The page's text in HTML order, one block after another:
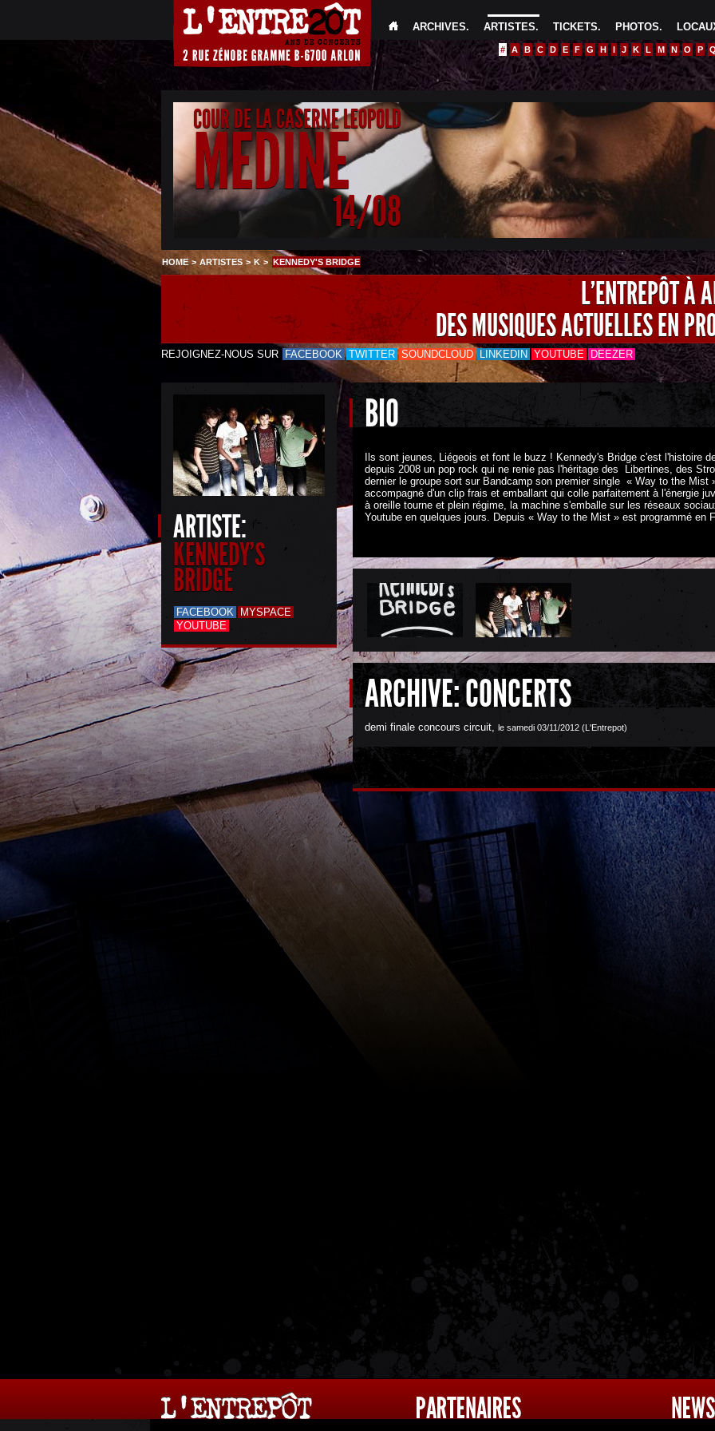
PHOTOS.
TICKETS.
ARTISTES.
ARCHIVES.
# A B C D E F G H I J K L M N O P
COUR DE LA CASERNE LEOPOLD
MEDINE
14/08
HOME > ARTISTES > K > KENNEDY'S BRIDGE
L'ENTREPÔT À
DES MUSIQUES ACTUELLES EN
REJOIGNEZ-NOUS SUR FACEBOOK TWITTER SOUNDCLOUD LINKEDIN YOUTUBE DEEZER
ARTISTE:
KENNEDY'S
BRIDGE
FACEBOOK
MYSPACE
YOUTUBE
BIO
Ils sont jeunes, Liégeois et font le buzz ! Kennedy's Bridge c'est l'histoire
depuis 2008 un pop rock qui ne renie pas l'héritage des Libertines, des
dernier le groupe sort sur Bandcamp son premier single « Way to the Mist
accompagné d'un clip frais et emballant qui colle parfaitement à l'énergie
à oreille tourne et plein régime, la machine s'emballe sur les réseaux
Youtube en quelques jours. Depuis « Way to the Mist » est programmé en
ARCHIVE: CONCERTS
demi finale concours circuit, le samedi 03/11/2012 (L'Entrepot)